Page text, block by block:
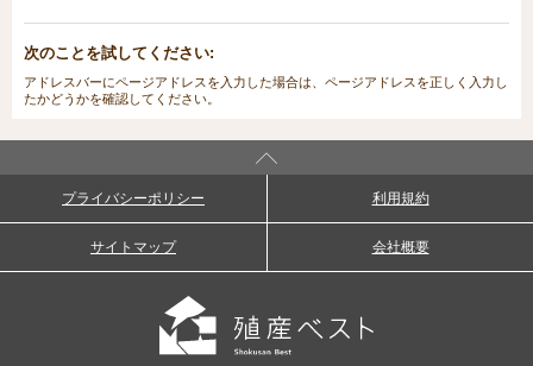
次のことを試してください:
アドレスバーにページアドレスを入力した場合は、ページアドレスを正しく入力し
たかどうかを確認してください。
プライバシーポリシー 利用規約
サイトマップ 会社概要